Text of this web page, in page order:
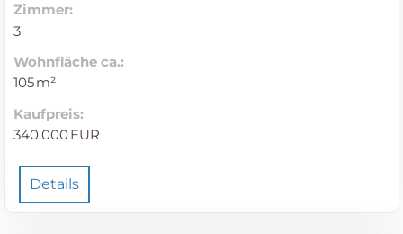
Zimmer:
3
Wohnfläche ca.:
105 m²
Kaufpreis:
340.000 EUR
Details